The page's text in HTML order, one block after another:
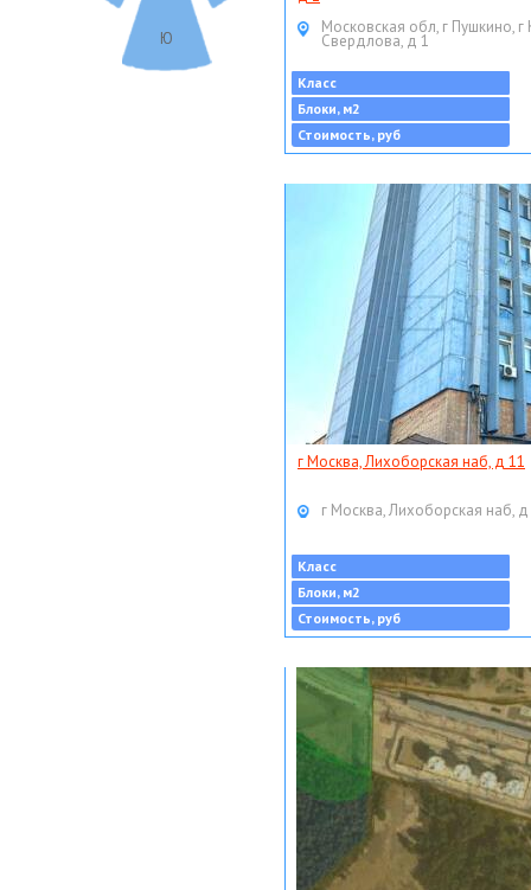
Ю
Московская обл, г Пушкино, г
Свердлова, д 1
Класс
Блоки, м2
Стоимость, руб
г Москва, Лихоборская наб, д 11
г Москва, Лихоборская наб,
Класс
Блоки, м2
Стоимость, руб